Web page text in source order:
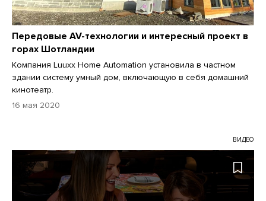
Передовые AV-технологии и интересный проект в
горах Шотландии
Компания Luuxx Home Automation установила в частном
здании систему умный дом, включающую в себя домашний
кинотеатр.
16 мая 2020
ВИДЕО